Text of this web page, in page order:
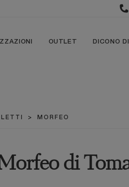
OUTLET DICONO DI
LETTI > MORFEO
di